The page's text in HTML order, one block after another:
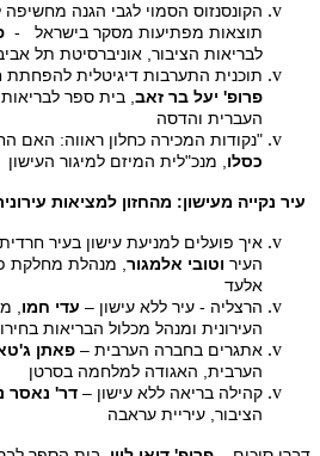
הקונסנזוס הסמוי לגבי הגנה מחשיפה
תוצאות מפתיעות מסקר בישראל -
לבריאות הציבור, אוניברסיטת תל
תוכנית התערבות דיגיטלית להפחתת
פרופ' יעל בר זאב , בית ספר
העברית והדסה
"נקודות המכירה כחלון ראווה: האם
כסלו , מנכ"לית המיזם למיגור העישון
עיר נקייה מעישון: מהחזון למציאות
איך פועלים למניעת עישון בעיר
העיר וטובי אלמגור , מנהלת מחלקת
אלעד
הרצליה - עיר ללא עישון – עדי חמו ,
העירונית ומנהל מכלול הבריאות
אתגרים בחברה הערבית – פאתן
הערבית, האגודה למלחמה בסרטן
קהילה בריאה ללא עישון – דר' נאסר
הציבור, עיריית עראבה